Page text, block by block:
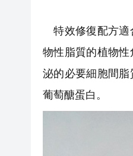
特效修復配方適
物性脂質的植物
泌的必要細胞間
葡萄醣蛋白。